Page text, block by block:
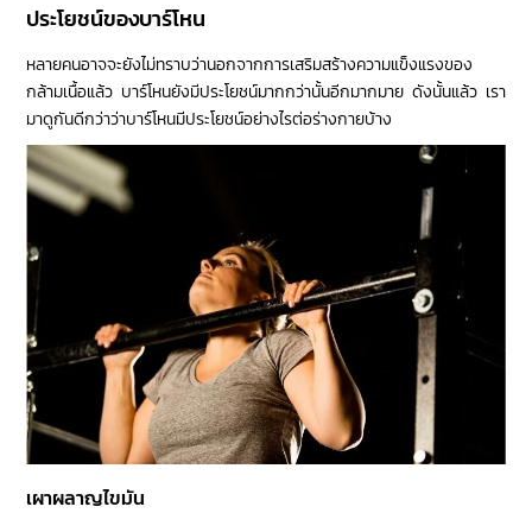
ประโยชน์ของบาร์โหน
หลายคนอาจจะยังไม่ทราบว่านอกจากการเสริมสร้างความแข็งแรงของ
กล้ามเนื้อแล้ว บาร์โหนยังมีประโยชน์มากกว่านั้นอีกมากมาย ดังนั้นแล้ว เรา
มาดูกันดีกว่าว่าบาร์โหนมีประโยชน์อย่างไรต่อร่างกายบ้าง
เผาผลาญไขมัน